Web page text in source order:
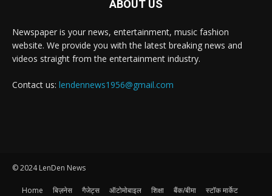
ABOUT US
Newspaper is your news, entertainment, music fashion
website. We provide you with the latest breaking news and
videos straight from the entertainment industry.
Contact us: lendennews1956@gmail.com
© 2024 LenDen News
Home बिज़नेस गैजेट्स ऑटोमोबाइल शिक्षा बैंक/बीमा स्टॉक मार्केट